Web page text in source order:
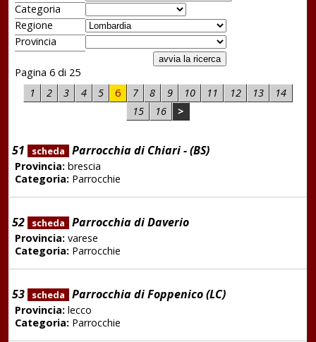
Categoria
Regione
Provincia
Pagina 6 di 25
1
2 3 4 5 6 7 8 9 10 11 12 13
14
15
16 >
51 scheda Parrocchia di Chiari - (BS)
Provincia:brescia
Categoria:Parrocchie
52 scheda Parrocchia di Daverio
Provincia:varese
Categoria:Parrocchie
53 scheda Parrocchia di Foppenico (LC)
Provincia:lecco
Categoria:Parrocchie